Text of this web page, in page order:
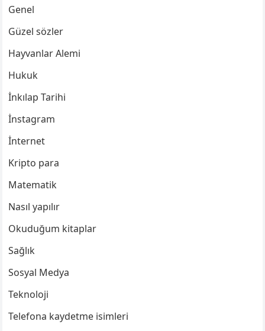
Genel
Güzel sözler
Hayvanlar Alemi
Hukuk
İnkılap Tarihi
İnstagram
İnternet
Kripto para
Matematik
Nasıl yapılır
Okuduğum kitaplar
Sağlık
Sosyal Medya
Teknoloji
Telefona kaydetme isimleri